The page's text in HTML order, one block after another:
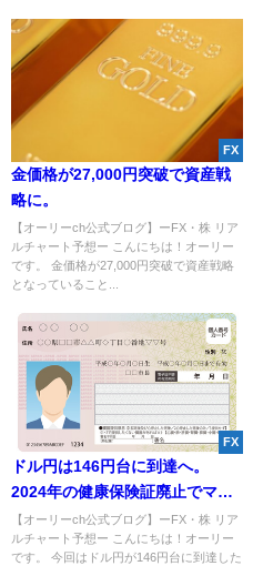
FX
金価格が27,000円突破で資産戦
略に。
【オーリーch公式ブログ】ーFX・株 リア
ルチャート予想ー こんにちは！オーリー
です。 金価格が27,000円突破で資産戦略
となっていること...
FX
ドル円は146円台に到達へ。
2024年の健康保険証廃止でマイ
ナンバーカードが義務化され
る？
【オーリーch公式ブログ】ーFX・株 リア
ルチャート予想ー こんにちは！オーリー
です。 今回はドル円が146円台に到達した